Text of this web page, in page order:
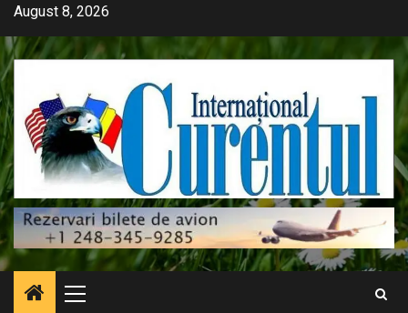
Skip
content
August 8, 2026
Primary